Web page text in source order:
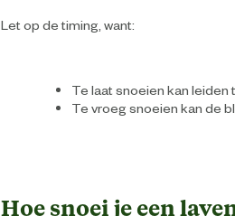
Let op de timing, want:
Te laat snoeien kan leiden
Te vroeg snoeien kan de
Hoe snoei je een